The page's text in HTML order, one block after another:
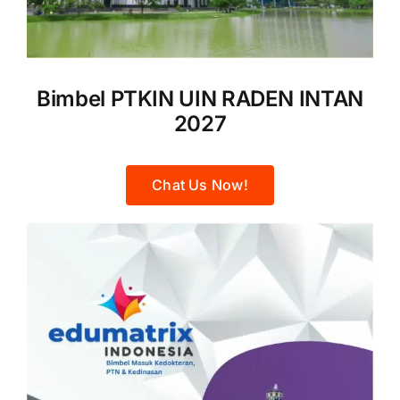
Bimbel PTKIN UIN RADEN INTAN
2027
Chat Us Now!